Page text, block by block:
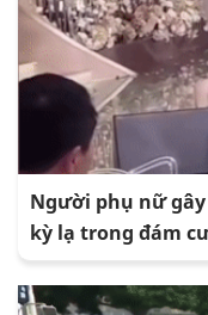
Người phụ nữ
kỳ lạ trong đám